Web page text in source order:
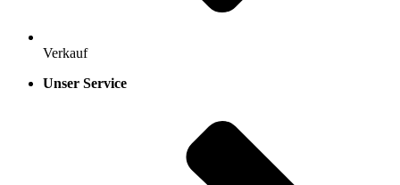
Verkauf
Unser Service